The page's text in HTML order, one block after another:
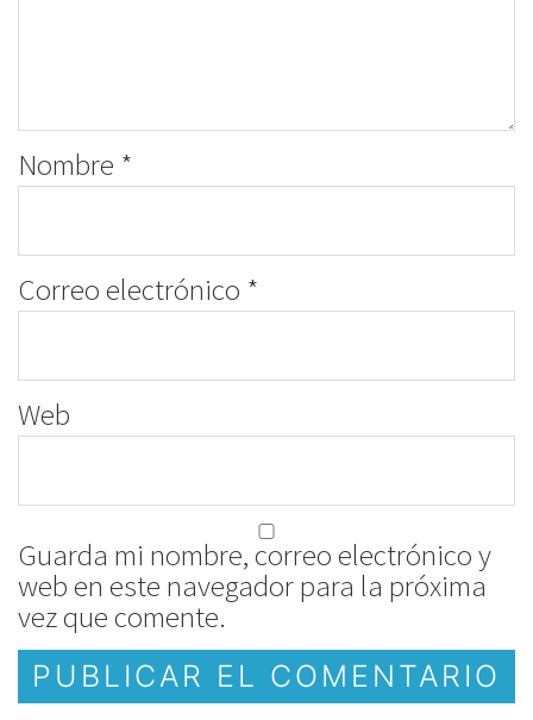
Nombre *
Correo electrónico *
Web
Guarda mi nombre, correo electrónico y
web en este navegador para la próxima
vez que comente.